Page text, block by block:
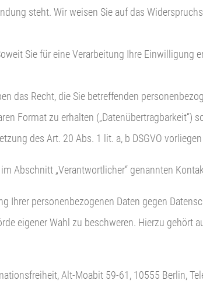
steht. Wir weisen Sie auf das
Sie für eine Verarbeitung Ihre Einwilligung
das Recht, die Sie betreffenden
Format zu erhalten („Datenübertragbarkeit“)
des Art. 20 Abs. 1 lit. a, b DSGVO vorliegen
Abschnitt „Verantwortlicher“ genannten
Ihrer personenbezogenen Daten gegen
eigener Wahl zu beschweren. Hierzu gehört
Alt-Moabit 59-61, 10555 Berlin,